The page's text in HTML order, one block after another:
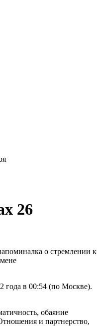
26
о стремлении к
года в 00:54 (по Москве).
обаяние
и партнерство,